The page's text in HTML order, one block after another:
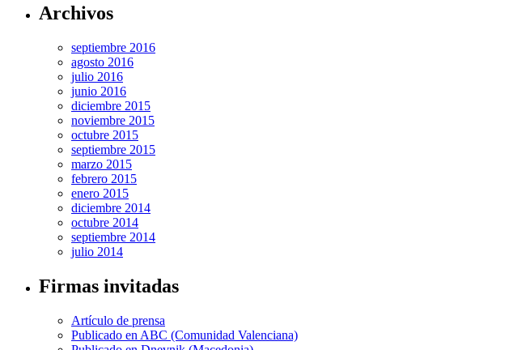
Archivos
septiembre 2016
agosto 2016
julio 2016
junio 2016
diciembre 2015
noviembre 2015
octubre 2015
septiembre 2015
marzo 2015
febrero 2015
enero 2015
diciembre 2014
octubre 2014
septiembre 2014
julio 2014
Firmas invitadas
Artículo de prensa
Publicado en ABC (Comunidad Valenciana)